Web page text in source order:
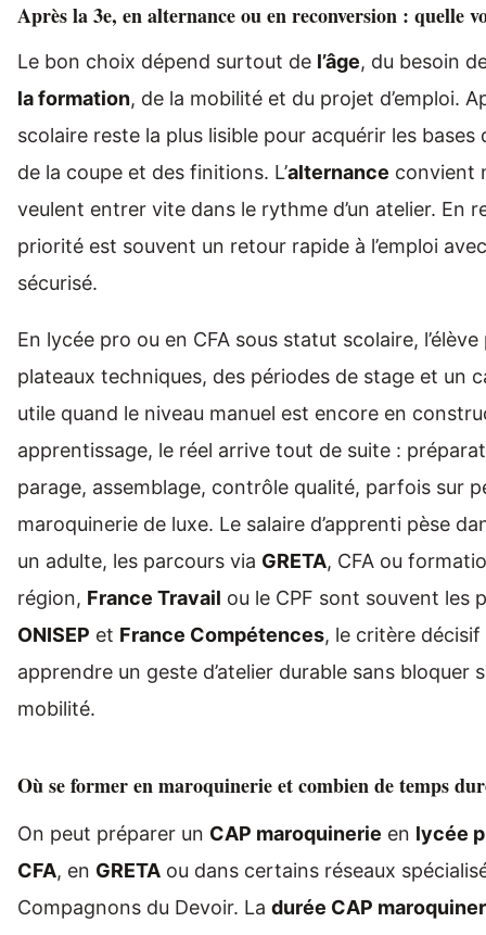
Après la 3e, en alternance ou en reconversion : quelle
Le bon choix dépend surtout de l’âge, du besoin
la formation, de la mobilité et du projet d’emploi.
scolaire reste la plus lisible pour acquérir les bases
de la coupe et des finitions. L’alternance convient
veulent entrer vite dans le rythme d’un atelier. En
priorité est souvent un retour rapide à l’emploi
sécurisé.
En lycée pro ou en CFA sous statut scolaire,
plateaux techniques, des périodes de stage et un
utile quand le niveau manuel est encore en
apprentissage, le réel arrive tout de suite :
parage, assemblage, contrôle qualité, parfois sur
maroquinerie de luxe. Le salaire d’apprenti pèse
un adulte, les parcours via GRETA, CFA ou
région, France Travail ou le CPF sont souvent les
ONISEP et France Compétences, le critère
apprendre un geste d’atelier durable sans bloquer
mobilité.
Où se former en maroquinerie et combien de temps
On peut préparer un CAP maroquinerie en lycée
CFA, en GRETA ou dans certains réseaux
Compagnons du Devoir. La durée CAP